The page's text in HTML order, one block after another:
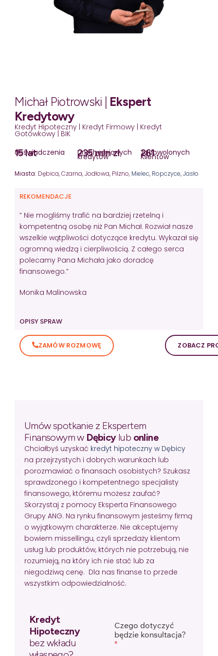
Michał Piotrowski | Ekspert
Kredytowy
Kredyt Hipoteczny | Kredyt Firmowy | Kredyt
Gotówkowy | BIK
15 lat
doświadczenia 235 mln zł
uruchomionych
kredytów 261
zadowolonych
Klientów
Miasta: Dębica, Czarna, Jodłowa, Pilzno, Mielec, Ropczyce,Jasło
REKOMENDACJE
” Nie mogliśmy trafić na bardziej rzetelną i
kompetentną osobę niż Pan Michał. Rozwiał nasze
wszelkie wątpliwości dotyczące kredytu. Wykazał się
ogromną wiedzą i cierpliwością. Z całego serca
polecamy Pana Michała jako doradcę
finansowego.”
Monika Malinowska
OPISY SPRAW
ZAMÓW ROZMOWĘ ZOBACZ
Umów spotkanie z Ekspertem
Finansowym wDębicylub online
Chciałbyś uzyskać kredyt hipoteczny w Dębicy
na przejrzystych i dobrych warunkach lub
porozmawiać o finansach osobistych? Szukasz
sprawdzonego i kompetentnego specjalisty
finansowego, któremu możesz zaufać?
Skorzystaj z pomocy Eksperta Finansowego
Grupy ANG. Na rynku finansowym jesteśmy firmą
o wyjątkowym charakterze. Nie akceptujemy
bowiem missellingu, czyli sprzedaży klientom
usług lub produktów, których nie potrzebują, nie
rozumieją, na który ich nie stać lub za
niegodziwą cenę. Dla nas finanse to przede
wszystkim odpowiedzialność.
Kredyt
Hipoteczny
bez wkładu
Czego dotyczyć
będzie konsultacja?
*